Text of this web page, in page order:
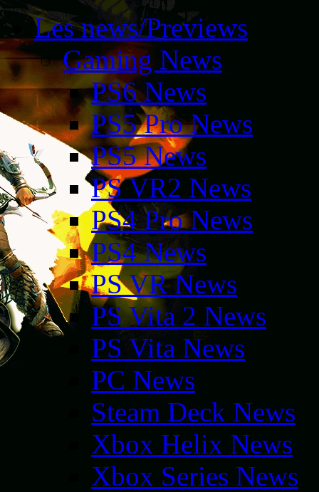
Les news/Previews
Gaming News
PS6 News
PS5 Pro News
PS5 News
PS VR2 News
PS4 Pro News
PS4 News
PS VR News
PS Vita 2 News
PS Vita News
PC News
Steam Deck News
Xbox Helix News
Xbox Series News